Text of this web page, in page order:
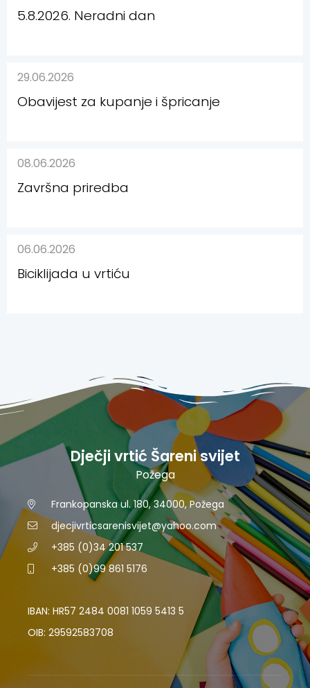
5.8.2026. Neradni dan
29.06.2026
Obavijest za kupanje i špricanje
08.06.2026
Završna priredba
06.06.2026
Biciklijada u vrtiću
Dječji vrtić Šareni svijet
Požega
Frankopanska ul. 180, 34000, Požega
djecjivrticsarenisvijet@yahoo.com
+385 (0)34 201 537
+385 (0)99 861 5176
IBAN: HR57 2484 0081 1059 5413 5
OIB: 29592583708